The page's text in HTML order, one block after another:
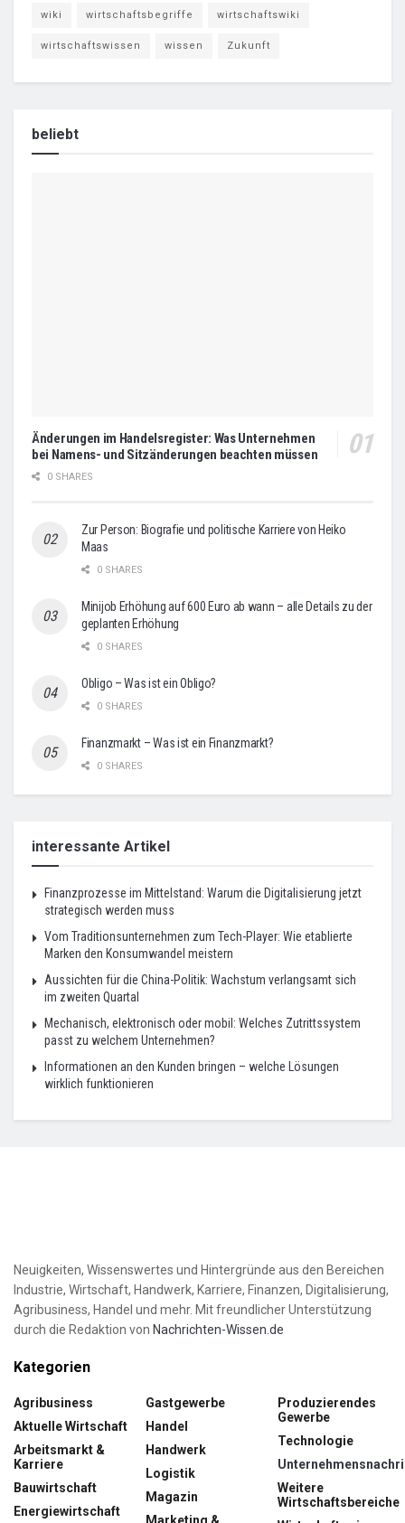
wiki wirtschaftsbegriffe wirtschaftswiki
wirtschaftswissen wissen Zukunft
beliebt
Änderungen im Handelsregister: Was Unternehmen
bei Namens- und Sitzänderungen beachten müssen
0 SHARES
Zur Person: Biografie und politische Karriere von Heiko
Maas
0 SHARES
Minijob Erhöhung auf 600 Euro ab wann – alle Details zu der
geplanten Erhöhung
0 SHARES
Obligo – Was ist ein Obligo?
0 SHARES
Finanzmarkt – Was ist ein Finanzmarkt?
0 SHARES
interessante Artikel
Finanzprozesse im Mittelstand: Warum die Digitalisierung jetzt
strategisch werden muss
Vom Traditionsunternehmen zum Tech-Player: Wie etablierte
Marken den Konsumwandel meistern
Aussichten für die China-Politik: Wachstum verlangsamt sich
im zweiten Quartal
Mechanisch, elektronisch oder mobil: Welches Zutrittssystem
passt zu welchem Unternehmen?
Informationen an den Kunden bringen – welche Lösungen
wirklich funktionieren
Neuigkeiten, Wissenswertes und Hintergründe aus den Bereichen
Industrie, Wirtschaft, Handwerk, Karriere, Finanzen, Digitalisierung,
Agribusiness, Handel und mehr. Mit freundlicher Unterstützung
durch die Redaktion von Nachrichten-Wissen.de
Kategorien
Agribusiness
Aktuelle Wirtschaft
Arbeitsmarkt &
Karriere
Bauwirtschaft
Energiewirtschaft
Gastgewerbe
Handel
Handwerk
Logistik
Magazin
Produzierendes
Gewerbe
Technologie
Weitere
Wirtschaftsbereiche